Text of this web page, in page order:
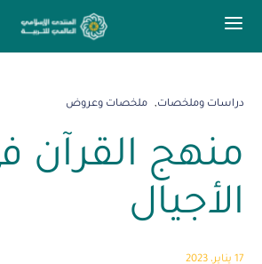
دراسات وملخصات ملخصات وعروض
منهج القرآن
الأجيال
17 يناير، 2023